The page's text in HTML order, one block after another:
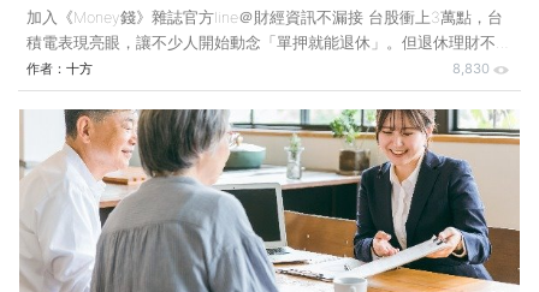
加入《Money錢》雜誌官方line＠財經資訊不漏接 台股衝上3萬點，台
積電表現亮眼，讓不少人開始動念「單押就能退休」。但退休理財不是
追逐最強標的，而是一場需要精心策劃的長跑，唯有配速正確，才能穩
健、長久。 最近台股衝破3萬點，我有一個47歲的朋友，急急忙忙問
我：「台積電（2330）這麼強，我是不是直接買它就可以了？」她又
問：「如果我把保單解掉，換成現金，全押注台積電，是不是存個5
年、7年，就可以提前退休了？」她的樂觀讓我沉默許久，啞口無言。
台股上3萬點，是一個讓人驚嘆的節點。當一個資本市場衝上前所未有
的高點，你會忘了，存退休金，其實是一場需要「配速
作者： 十方 8,830